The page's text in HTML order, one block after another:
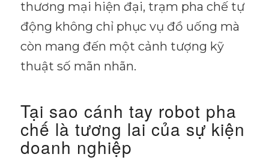
thương mại hiện đại, trạm pha chế tự
động không chỉ phục vụ đồ uống mà
còn mang đến một cảnh tượng kỹ
thuật số mãn nhãn.
Tại sao cánh tay robot pha
chế là tương lai của sự kiện
doanh nghiệp